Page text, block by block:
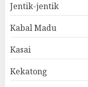
Jentik-jentik
Kabal Madu
Kasai
Kekatong